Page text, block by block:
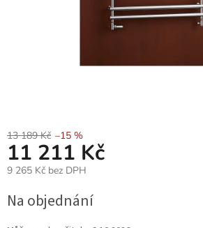
13 189 Kč –15 %
11 211 Kč
9 265 Kč bez DPH
cena:
Na objednání